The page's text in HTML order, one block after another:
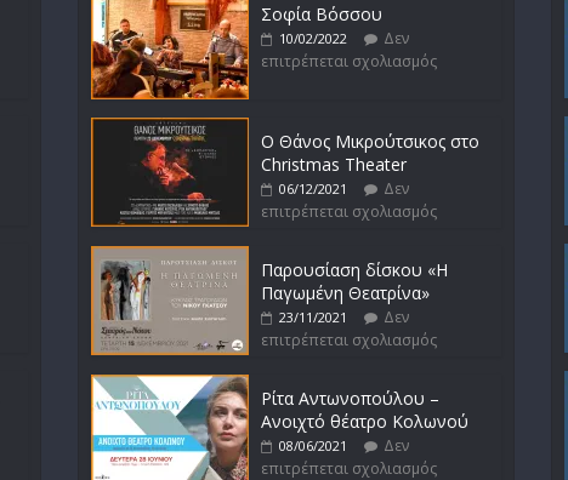
Σοφία Βόσσου
10/02/2022
Δεν
επιτρέπεται σχολιασμός
Ο Θάνος Μικρούτσικος στο
Christmas Theater
06/12/2021
Δεν
επιτρέπεται σχολιασμός
Παρουσίαση δίσκου «Η
Παγωμένη Θεατρίνα»
23/11/2021
Δεν
επιτρέπεται σχολιασμός
Ρίτα Αντωνοπούλου –
Ανοιχτό θέατρο Κολωνού
08/06/2021
Δεν
επιτρέπεται σχολιασμός